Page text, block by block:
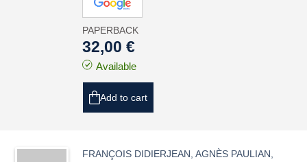
PAPERBACK
32,00 €
Available
Add to cart
FRANÇOIS DIDIERJEAN ,AGNÈS PAULIAN